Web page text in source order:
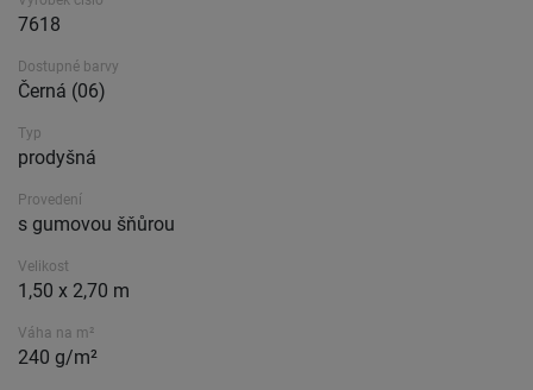
7618
Dostupné barvy
Černá (06)
Typ
prodyšná
Provedení
s gumovou šňůrou
Velikost
1,50 x 2,70 m
Váha na m²
240 g/m²